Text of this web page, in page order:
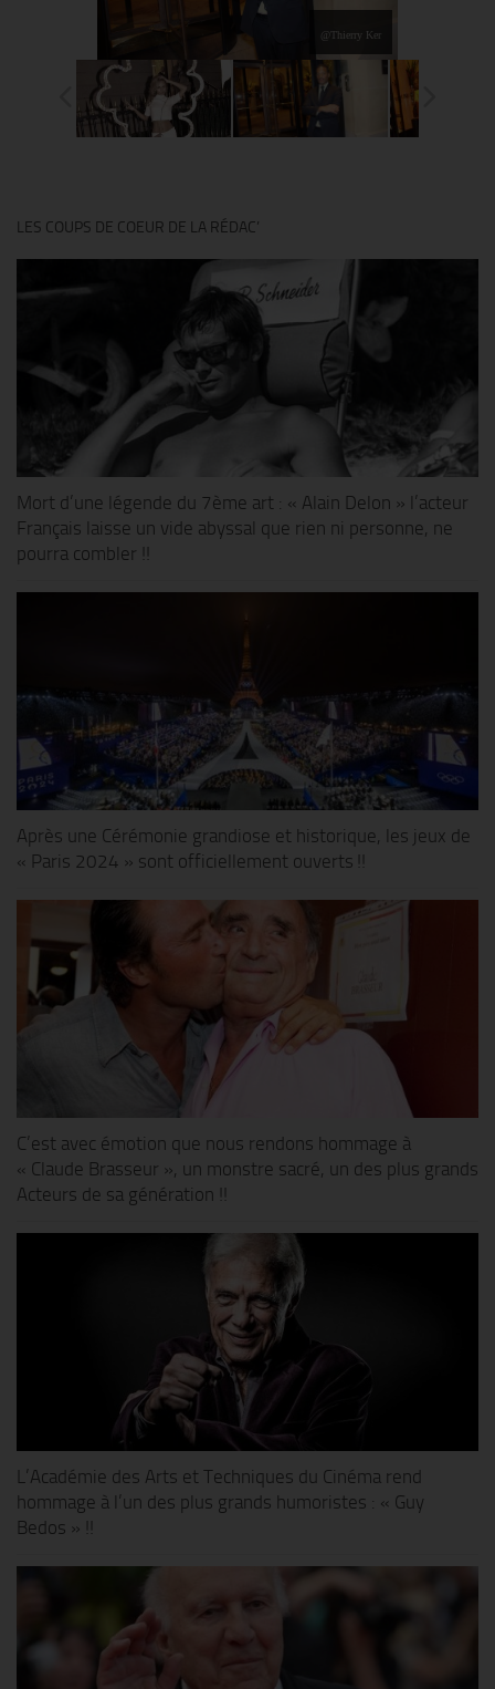
@Thierry Ker
LES COUPS DE COEUR DE LA RÉDAC’
Mort d’une légende du 7ème art : « Alain Delon » l’acteur
Français laisse un vide abyssal que rien ni personne, ne
pourra combler !!
Après une Cérémonie grandiose et historique, les jeux de
« Paris 2024 » sont officiellement ouverts !!
C’est avec émotion que nous rendons hommage à
« Claude Brasseur », un monstre sacré, un des plus grands
Acteurs de sa génération !!
L’Académie des Arts et Techniques du Cinéma rend
hommage à l’un des plus grands humoristes : « Guy
Bedos » !!